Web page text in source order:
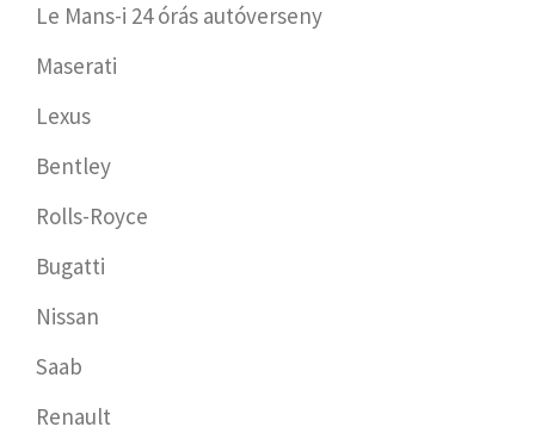
Le Mans-i 24 órás autóverseny
Maserati
Lexus
Bentley
Rolls-Royce
Bugatti
Nissan
Saab
Renault